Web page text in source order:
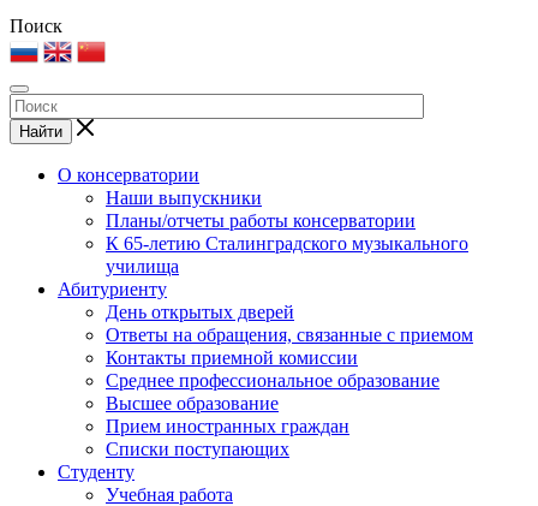
Поиск
Найти
О консерватории
Наши выпускники
Планы/отчеты работы консерватории
К 65-летию Сталинградского музыкального
училища
Абитуриенту
День открытых дверей
Ответы на обращения, связанные с приемом
Контакты приемной комиссии
Среднее профессиональное образование
Высшее образование
Прием иностранных граждан
Списки поступающих
Студенту
Учебная работа